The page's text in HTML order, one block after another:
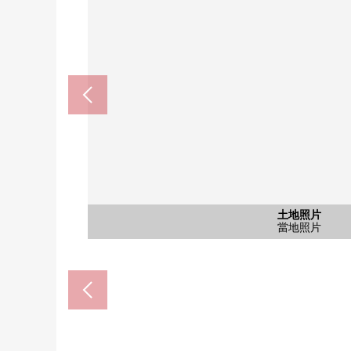
土地照片
當地照片
土地照片
當地照片
土地照片
當地照片
其他當地
含有前面道路的當地
其他當地
含有前面道路的當地
其他當地
含有前面道路的當地
TOP Parque田端銀座商店(
步行6分鐘。
Peacock store文京綠色大衣店(
步行8分鐘。
Lawson本駒込5丁目商店(約
步行3分鐘。
全家便利店六義園店(約
步行5分鐘。
通用藥店駒入六義園店(約
步行6分鐘。